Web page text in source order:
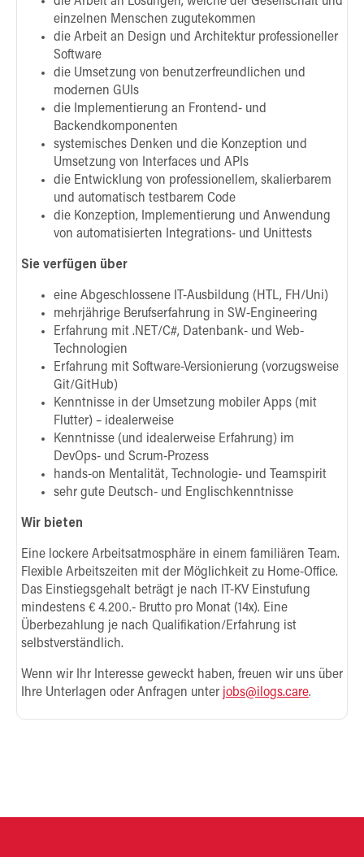
einzelnen Menschen zugutekommen
die Arbeit an Design und Architektur professioneller
Software
die Umsetzung von benutzerfreundlichen und
modernen GUIs
die Implementierung an Frontend- und
Backendkomponenten
systemisches Denken und die Konzeption und
Umsetzung von Interfaces und APIs
die Entwicklung von professionellem, skalierbarem
und automatisch testbarem Code
die Konzeption, Implementierung und Anwendung
von automatisierten Integrations- und Unittests
Sie verfügen über
eine Abgeschlossene IT-Ausbildung (HTL, FH/Uni)
mehrjährige Berufserfahrung in SW-Engineering
Erfahrung mit .NET/C#, Datenbank- und Web-
Technologien
Erfahrung mit Software-Versionierung (vorzugsweise
Git/GitHub)
Kenntnisse in der Umsetzung mobiler Apps (mit
Flutter) – idealerweise
Kenntnisse (und idealerweise Erfahrung) im
DevOps- und Scrum-Prozess
hands-on Mentalität, Technologie- und Teamspirit
sehr gute Deutsch- und Englischkenntnisse
Wir bieten
Eine lockere Arbeitsatmosphäre in einem familiären Team.
Flexible Arbeitszeiten mit der Möglichkeit zu Home-Office.
Das Einstiegsgehalt beträgt je nach IT-KV Einstufung
mindestens € 4.200.- Brutto pro Monat (14x). Eine
Überbezahlung je nach Qualifikation/Erfahrung ist
selbstverständlich.
Wenn wir Ihr Interesse geweckt haben, freuen wir uns über
Ihre Unterlagen oder Anfragen unter jobs@ilogs.care.